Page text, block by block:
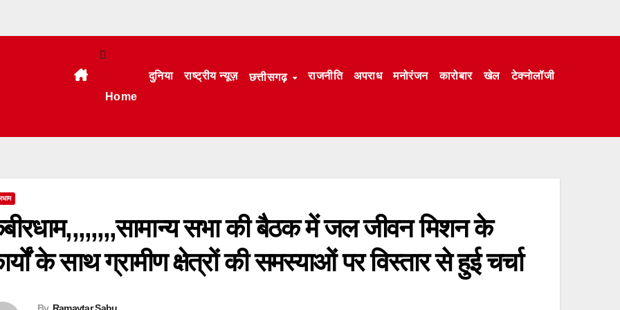
Home
दुनिया राष्ट्रीय न्यूज़ छत्तीसगढ़ राजनीति अपराध मनोरंजन कारोबार खेल टेक्नोलॉजी
सभा की बैठक में जल जीवन मिशन के
के साथ ग्रामीण क्षेत्रों की समस्याओं पर विस्तार से हुई चर्चा